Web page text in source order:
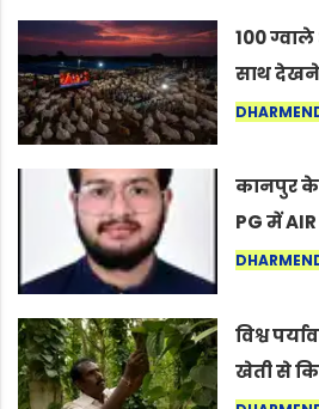
100
साथ देखने
नागपुर में
कर सकते
कानपुर के
PG में
शहर का
विश्व
खेती से